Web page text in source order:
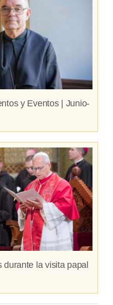
y Eventos | Junio-
durante la visita papal